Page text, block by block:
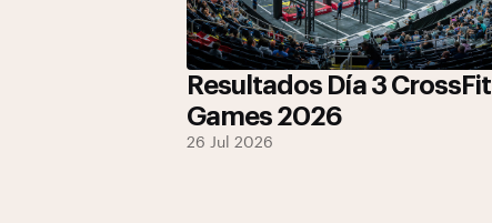
Resultados Día 3 CrossFit
Games 2026
26 Jul 2026